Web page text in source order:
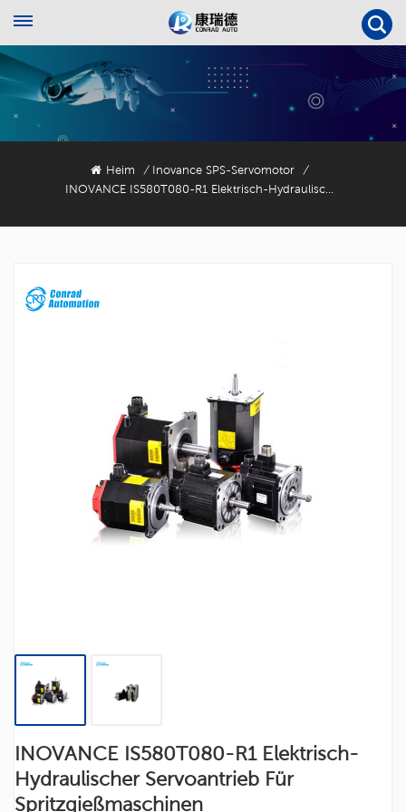
Heim / Inovance SPS-Servomotor
/
INOVANCE IS580T080-R1 Elektrisch-Hydraulischer Servoantrieb Für Spritzgießmaschinen
INOVANCE IS580T080-R1 Elektrisch-
Hydraulischer Servoantrieb Für
Spritzgießmaschinen